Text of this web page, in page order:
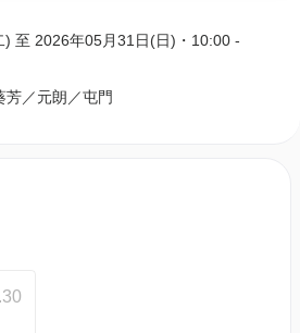
) 至 2026年05月31日(日) ・ 10:00 -
芳／元朗／屯門